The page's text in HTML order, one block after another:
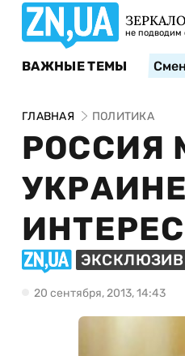
не подводим
ВАЖНЫЕ ТЕМЫ
ГЛАВНАЯ ПОЛИТИКА
РОССИЯ
ЭКСКЛЮЗИВ
20 сентября, 2013, 14:43